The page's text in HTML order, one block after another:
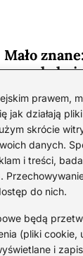
prawem,
jak działają
skrócie
danych.
i treści,
do nich.
będą
(pliki cookie,
i
Mało
—
2026-08-03
światowej
fakty i
2026-08-02
Krzysztofie
2026-07-20